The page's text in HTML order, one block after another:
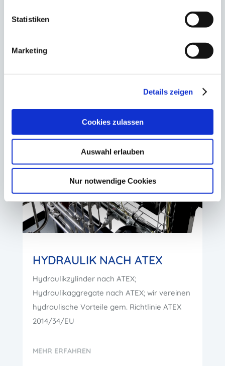
Statistiken
Marketing
Details zeigen
Cookies zulassen
Auswahl erlauben
Nur notwendige Cookies
stehen für Kompaktheit, Kraft und
HYDRAULIK NACH ATEX
Hydraulikzylinder nach ATEX;
Hydraulikaggregate nach ATEX; wir vereinen
hydraulische Vorteile gem. Richtlinie ATEX
2014/34/EU
MEHR ERFAHREN